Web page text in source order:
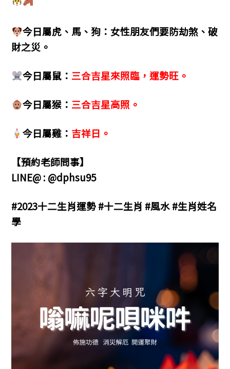
今日屬虎、馬、狗：女性朋友們要防劫煞、破
財之災。
今日屬鼠： 三合吉星來照臨，運勢旺。
今日屬猴： 三合吉星高照。
今日屬雞： 吉祥日。
【預約老師問事】
LINE@ : @dphsu95
#2023十二生肖運勢 #十二生肖 #風水 #生肖姓名
學